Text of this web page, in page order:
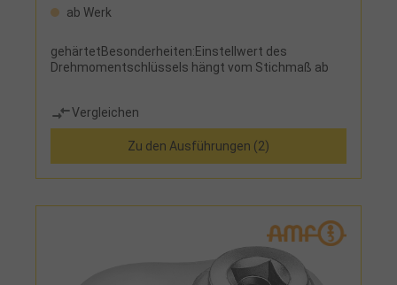
ab Werk
gehärtetBesonderheiten:Einstellwert des
Drehmomentschlüssels hängt vom Stichmaß ab
Vergleichen
Zu den Ausführungen (2)